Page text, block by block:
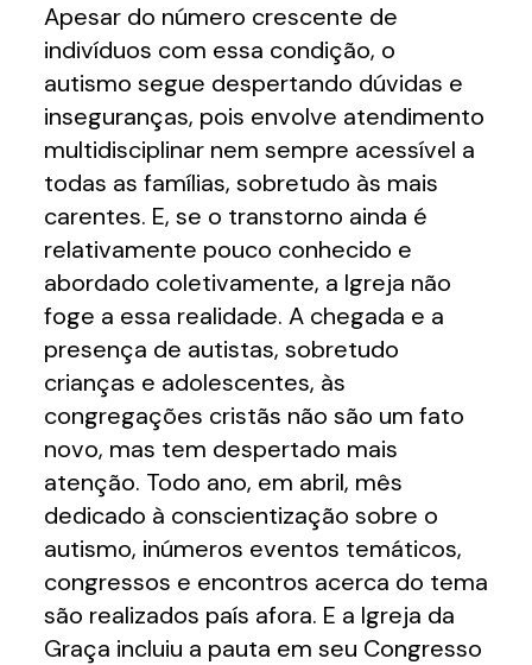
Apesar do número crescente de
indivíduos com essa condição, o
autismo segue despertando dúvidas e
inseguranças, pois envolve atendimento
multidisciplinar nem sempre acessível a
todas as famílias, sobretudo às mais
carentes. E, se o transtorno ainda é
relativamente pouco conhecido e
abordado coletivamente, a Igreja não
foge a essa realidade. A chegada e a
presença de autistas, sobretudo
crianças e adolescentes, às
congregações cristãs não são um fato
novo, mas tem despertado mais
atenção. Todo ano, em abril, mês
dedicado à conscientização sobre o
autismo, inúmeros eventos temáticos,
congressos e encontros acerca do tema
são realizados país afora. E a Igreja da
Graça incluiu a pauta em seu Congresso